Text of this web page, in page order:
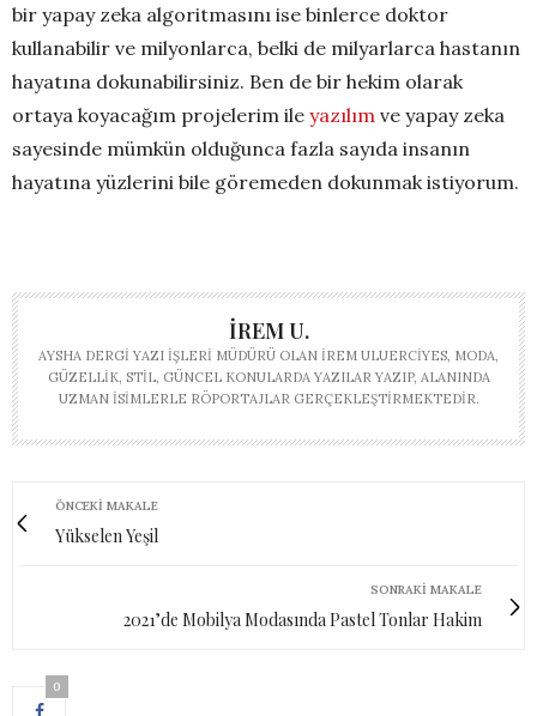
bir yapay zeka algoritmasını ise binlerce doktor
kullanabilir ve milyonlarca, belki de milyarlarca hastanın
hayatına dokunabilirsiniz. Ben de bir hekim olarak
ortaya koyacağım projelerim ile yazılım ve yapay zeka
sayesinde mümkün olduğunca fazla sayıda insanın
hayatına yüzlerini bile göremeden dokunmak istiyorum.
İREM U.
AYSHA DERGI YAZI İŞLERI MÜDÜRÜ OLAN İREM ULUERCIYES, MODA,
GÜZELLIK, STIL, GÜNCEL KONULARDA YAZILAR YAZIP, ALANINDA
UZMAN ISIMLERLE RÖPORTAJLAR GERÇEKLEŞTIRMEKTEDIR.
ÖNCEKI MAKALE
Yükselen Yeşil
SONRAKI MAKALE
2021’de Mobilya Modasında Pastel Tonlar Hakim
0